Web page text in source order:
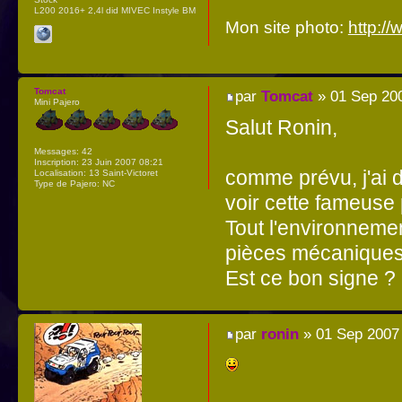
Mon site photo: http://
L200 2016+ 2,4l did MIVEC Instyle BM
par Tomcat» 01 Sep
Salut Ronin,
comme prévu, j'ai
voir cette
Tout
pièces
Est ce bon signe ?
Tomcat
Mini Pajero
Messages: 42
Inscription: 23 Juin 2007 08:21
Localisation: 13 Saint-Victoret
Type de Pajero: NC
par ronin» 01 Sep 2007